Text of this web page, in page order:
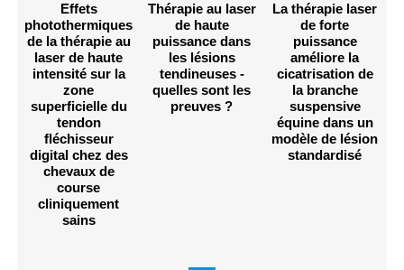
Effets
photothermiques
de la thérapie au
laser de haute
intensité sur la
zone
superficielle du
tendon
fléchisseur
digital chez des
chevaux de
course
cliniquement
sains
Thérapie au laser
de haute
puissance dans
les lésions
tendineuses -
quelles sont les
preuves ?
La thérapie laser
de forte
puissance
améliore la
cicatrisation de
la branche
suspensive
équine dans un
modèle de lésion
standardisé